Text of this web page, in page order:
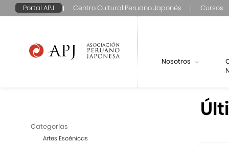
Portal APJ Centro Cultural Peruano Japonés Cursos
Nosotros
Categorías
Artes Escénicas